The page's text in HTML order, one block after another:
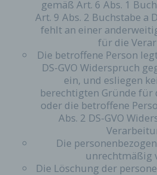
gemäß Art. 6 Abs. 1
Art. 9 Abs. 2 Buchstabe a
fehlt an einer
für die
Die betroffene Person
DS-GVO Widerspruch
ein, und esliegen
berechtigten Gründe für
oder die betroffene
Abs. 2 DS-GVO
Die
unrechtmäßig
Die Löschung der
Der für die Verarbeitung
jeder betroffenen Person
Auskunft darüber, welche
Daten über die betroffene
Ferner berichtigt oder
Verarbeitung Verantwortliche
Daten auf Wunsch oder
Person, soweit dem
Aufbewahrungspflichten
Gesamtheit der Mitarbeiter
Verantwortlichen stehen der
diesem Zusammenhang als
Verfügung.